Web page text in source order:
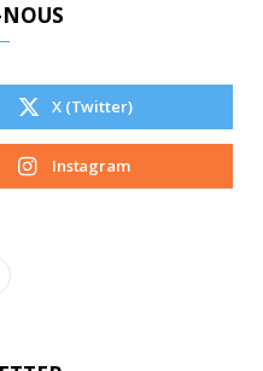
X (Twitter)
Instagram